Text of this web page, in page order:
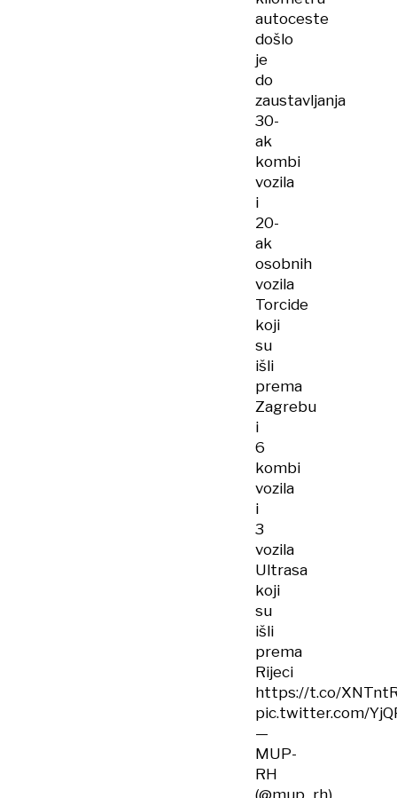
autoceste
došlo
je
do
zaustavljanja
30-
ak
kombi
vozila
i
20-
ak
osobnih
vozila
Torcide
koji
su
išli
prema
Zagrebu
i
6
kombi
vozila
i
3
vozila
Ultrasa
koji
su
išli
prema
Rijeci
https://t.co/
pic.twitter.com/
—
MUP-
RH
(@mup_rh)